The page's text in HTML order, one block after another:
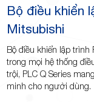
Bộ điều khiển
Mitsubishi
Bộ điều khiển lập trình
trong mọi hệ thống
trội, PLC Q Series
minh cho người dùng.